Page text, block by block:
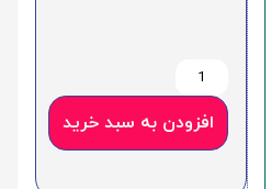
افزودن به سبد خرید